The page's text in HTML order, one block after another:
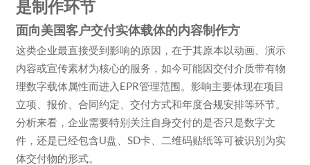
是制作环节
面向美国客户交付实体载体的内容制作方
这类企业最直接受到影响的原因，在于其原本以动画、演示
内容或宣传素材为核心的服务，如今可能因交付介质带有物
理数字载体属性而进入EPR管理范围。影响主要体现在项目
立项、报价、合同约定、交付方式和年度合规安排等环节。
分析来看，企业需要特别关注自身交付的是否只是数字文
件，还是已经包含U盘、SD卡、二维码贴纸等可被识别为实
体交付物的形式。